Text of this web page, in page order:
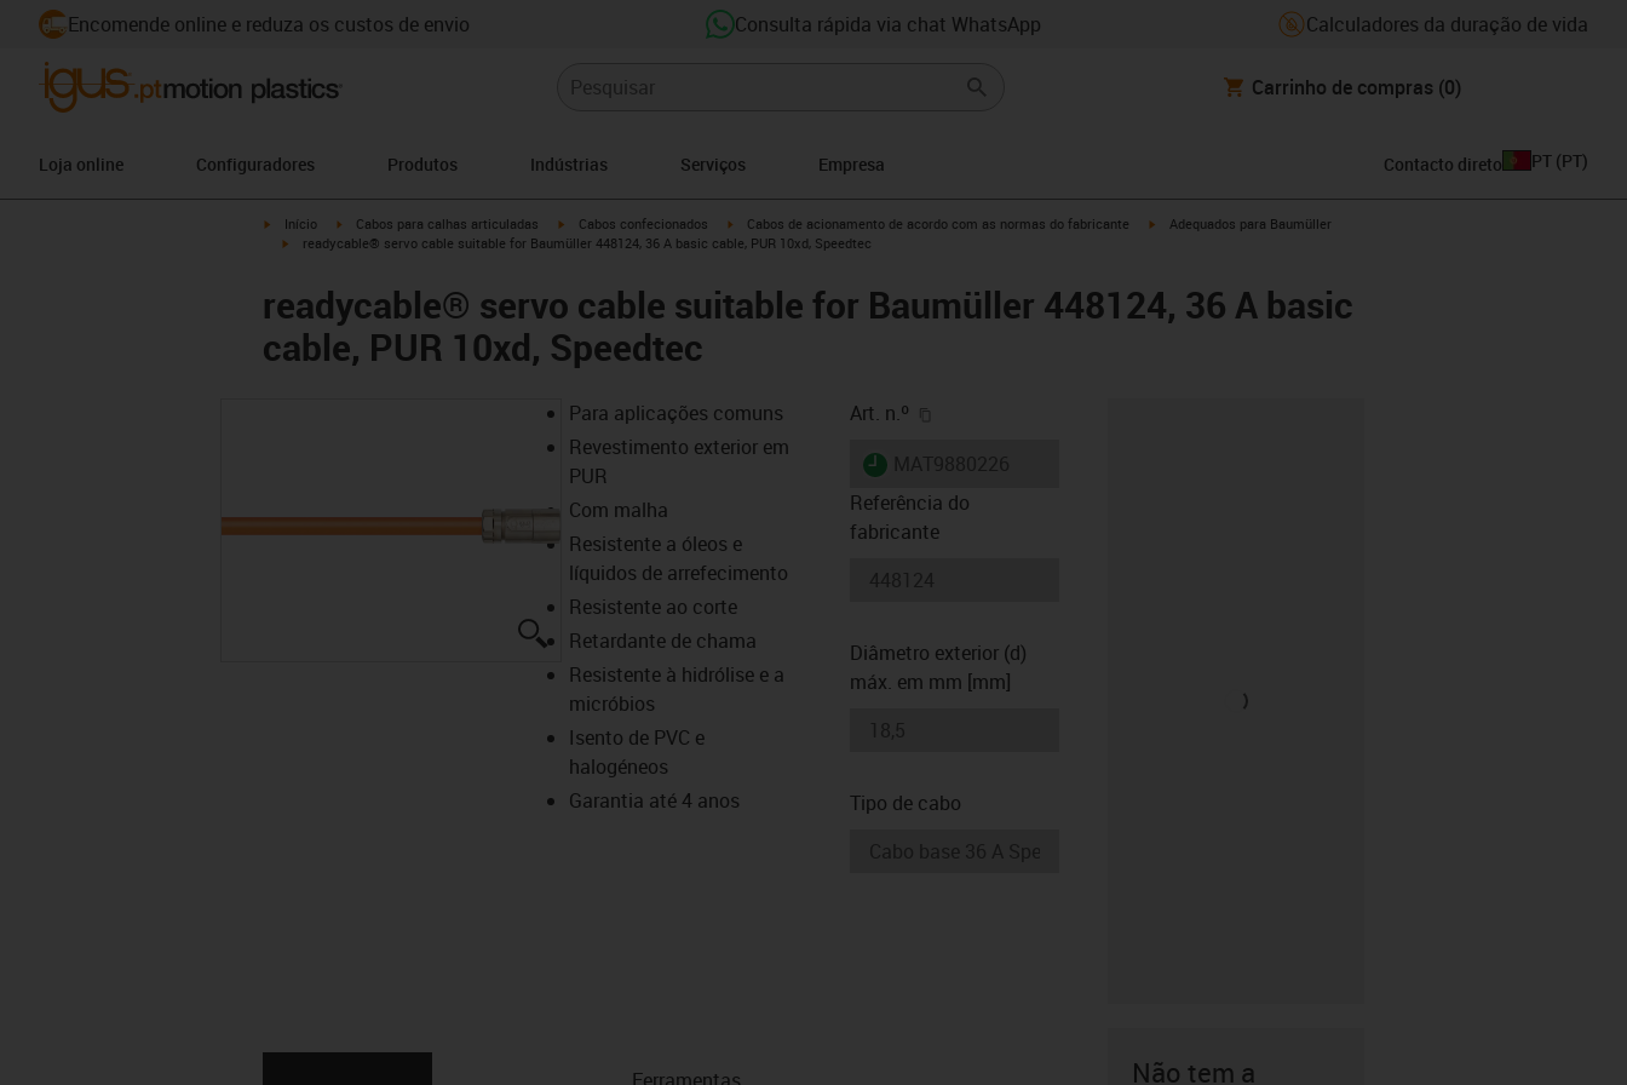
Encomende online e reduza os custos de envio Consulta rápida via chat WhatsApp Calculadores da duração de vida
Carrinho de compras (0)
Loja online Configuradores Produtos Indústrias Serviços Empresa Contacto direto PT (PT)
igus-icon-arrow-right
Início igus-icon-arrow-right
Cabos para calhas articuladas igus-icon-arrow-right
Cabos confecionados igus-icon-arrow-right
Cabos de acionamento de acordo com as normas do fabricante igus-icon-arrow-right
Adequados para Baumüller
igus-icon-arrow-right
readycable® servo cable suitable for Baumüller 448124, 36 A basic cable, PUR 10xd, Speedtec
readycable® servo cable suitable for Baumüller 448124, 36 A basic
cable, PUR 10xd, Speedtec
igus-icon-lupe
Para aplicações comuns
Revestimento exterior em
PUR
Com malha
Resistente a óleos e
líquidos de arrefecimento
Resistente ao corte
Retardante de chama
Resistente à hidrólise e a
micróbios
Isento de PVC e
halogéneos
Garantia até 4 anos
Art. n.º
igus-icon-lieferzeit
Referência do
fabricante
Diâmetro exterior (d)
máx. em mm [mm]
Tipo de cabo
Ferramentas
Não tem a